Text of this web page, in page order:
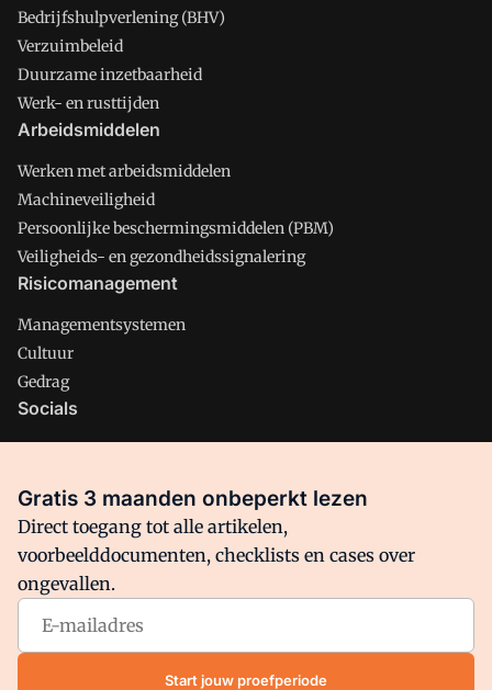
Bedrijfshulpverlening (BHV)
Verzuimbeleid
Duurzame inzetbaarheid
Werk- en rusttijden
Arbeidsmiddelen
Werken met arbeidsmiddelen
Machineveiligheid
Persoonlijke beschermingsmiddelen (PBM)
Veiligheids- en gezondheidssignalering
Risicomanagement
Managementsystemen
Cultuur
Gedrag
Socials
Facebook
Arbo is onderdeel van VMN media. Lees inons manifestwaar
VMN media voor staat. Op gebruik van deze site zijn de
volgende regelingen van toepassing:Algemene Voorwaarden
Privacy en Cookie beleid|Privacy instellingen
Gratis 3 maanden onbeperkt lezen
Direct toegang tot alle artikelen,
voorbeelddocumenten, checklists en cases over
ongevallen.
Start jouw proefperiode